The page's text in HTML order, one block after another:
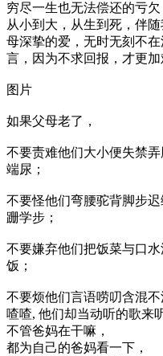
穷尽一生也无法偿还的亏
从小到大，从生到死，伴
母深挚的爱，无时无刻不
言，因为不求回报，才更加
图片
如果父母老了，
不要责难他们大小便失禁
端尿；
不要怪他们弯腰驼背脚步
跚学步；
不要嫌弃他们把饭菜与口
饭；
不要烦他们言语唠叨含混
喳喳, 他们却当动听的歌来听
不管爸妈在干嘛，
都为自己的爸妈看一下，